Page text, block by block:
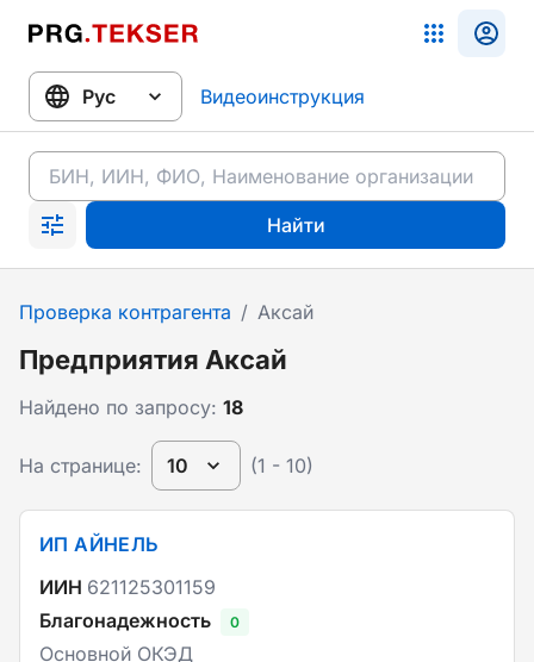
Видеоинструкция
Найти
Проверка контрагента / Аксай
Предприятия Аксай
Найдено по запросу: 18
На странице: 10 (1 - 10)
ИП АЙНЕЛЬ
ИИН 621125301159
Благонадежность
0
Основной ОКЭД